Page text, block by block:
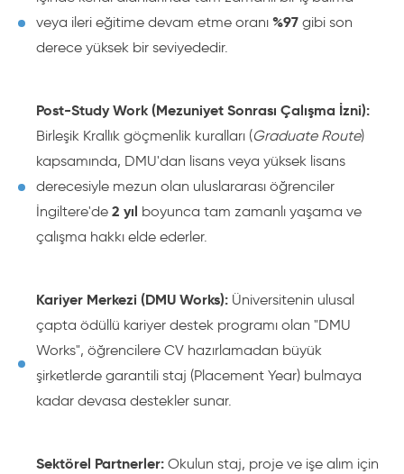
veya ileri eğitime devam etme oranı %97 gibi son
derece yüksek bir seviyededir.
Post-Study Work (Mezuniyet Sonrası Çalışma İzni):
Birleşik Krallık göçmenlik kuralları (Graduate Route)
kapsamında, DMU'dan lisans veya yüksek lisans
derecesiyle mezun olan uluslararası öğrenciler
İngiltere'de 2 yıl boyunca tam zamanlı yaşama ve
çalışma hakkı elde ederler.
Kariyer Merkezi (DMU Works): Üniversitenin ulusal
çapta ödüllü kariyer destek programı olan "DMU
Works", öğrencilere CV hazırlamadan büyük
şirketlerde garantili staj (Placement Year) bulmaya
kadar devasa destekler sunar.
Sektörel Partnerler: Okulun staj, proje ve işe alım için